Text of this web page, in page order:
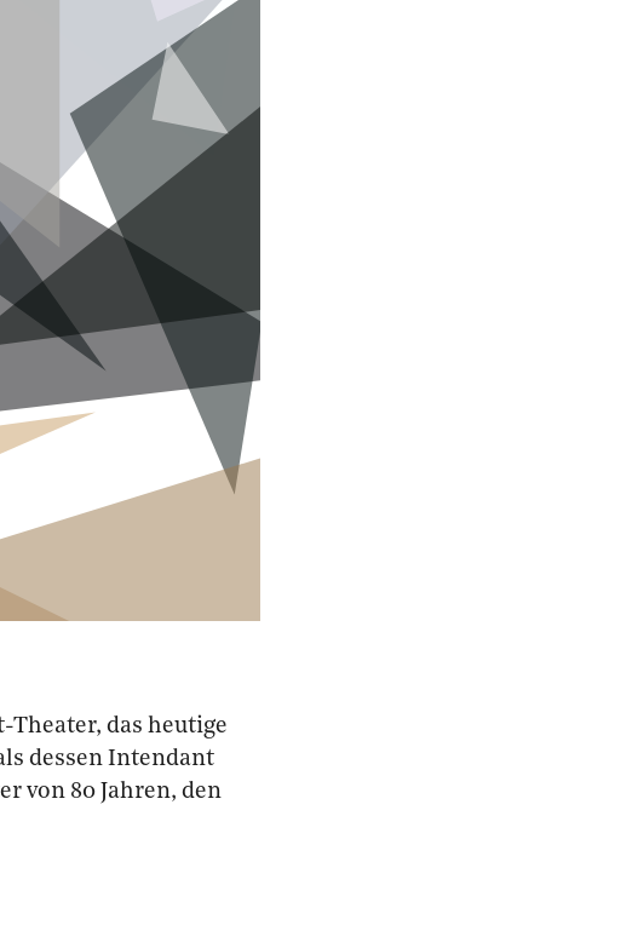
Theater, das heutige
dessen Intendant
von 80 Jahren, den